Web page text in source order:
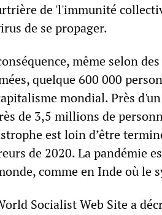
de 'l'immunité
de se propager.
même selon
quelque 600 000
mondial. Près
de 3,5 millions de
est loin d’être
de 2020. La pandémie
comme en Inde où le
Socialist Web Site a